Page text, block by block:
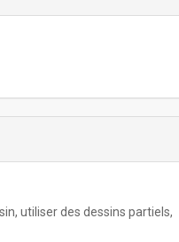
utiliser des dessins partiels,